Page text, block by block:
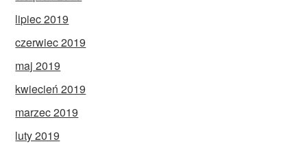
lipiec 2019
czerwiec 2019
maj 2019
kwiecień 2019
marzec 2019
luty 2019